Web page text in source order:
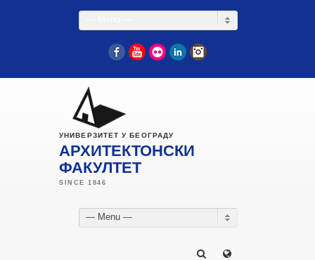
FacebookYouTube
Flickr LinkedIn
УНИВЕРЗИТЕТ У БЕОГРАДУ
АРХИТЕКТОНСКИ
ФАКУЛТЕТ
— Menu —